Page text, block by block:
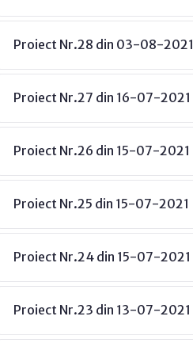
Proiect Nr.28 din 03-08-2021
Proiect Nr.27 din 16-07-2021
Proiect Nr.26 din 15-07-2021
Proiect Nr.25 din 15-07-2021
Proiect Nr.24 din 15-07-2021
Proiect Nr.23 din 13-07-2021